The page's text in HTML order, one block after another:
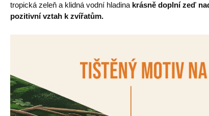
tropická zeleň a klidná vodní hladina krásně doplní zeď
pozitivní vztah k zvířatům.